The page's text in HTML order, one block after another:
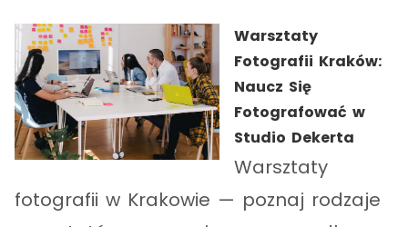
Warsztaty
Fotografii Kraków:
Naucz Się
Fotografować w
Studio Dekerta
Warsztaty
fotografii w Krakowie — poznaj rodzaje